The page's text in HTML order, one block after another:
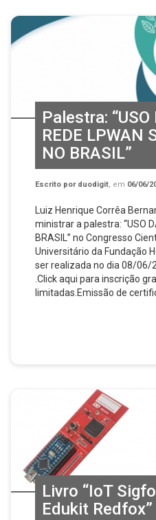
Palestra: “USO
REDE LPWAN
NO BRASIL”
Escrito por duodigit, em 06/06/
Luiz Henrique Corrêa
ministrar a palestra: “USO
BRASIL” no Congresso
Universitário da Fundação
ser realizada no dia 08/06/
.Click aqui para inscrição
limitadas.Emissão de
Livro “IoT
Edukit Redfox”